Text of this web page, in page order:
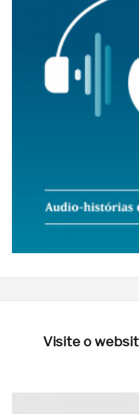
Visite o